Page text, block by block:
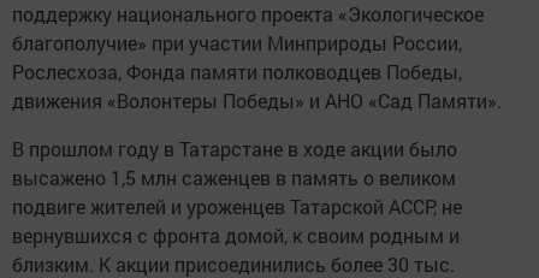
поддержку национального проекта «Экологическое
благополучие» при участии Минприроды России,
Рослесхоза, Фонда памяти полководцев Победы,
движения «Волонтеры Победы» и АНО «Сад Памяти».
В прошлом году в Татарстане в ходе акции было
высажено 1,5 млн саженцев в память о великом
подвиге жителей и уроженцев Татарской АССР, не
вернувшихся с фронта домой, к своим родным и
близким. К акции присоединились более 30 тыс.